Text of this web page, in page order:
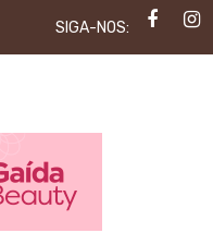
SIGA-NOS: